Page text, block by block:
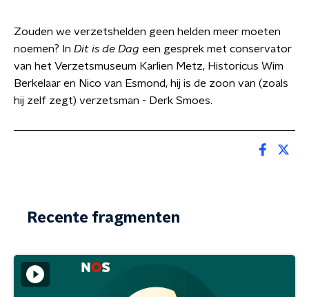
Zouden we verzetshelden geen helden meer moeten
noemen? In Dit is de Dag een gesprek met conservator
van het Verzetsmuseum Karlien Metz, Historicus Wim
Berkelaar en Nico van Esmond, hij is de zoon van (zoals
hij zelf zegt) verzetsman - Derk Smoes.
Recente fragmenten